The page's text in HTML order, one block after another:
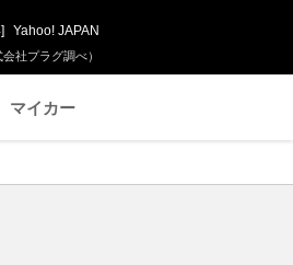
社プラグ調べ）
] Yahoo! JAPAN
マイカー